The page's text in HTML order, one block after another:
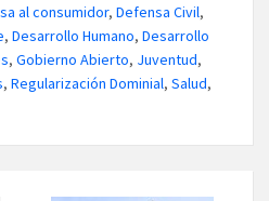
al consumidor, Defensa Civil,
, Desarrollo Humano, Desarrollo
, Gobierno Abierto, Juventud,
, Regularización Dominial, Salud,